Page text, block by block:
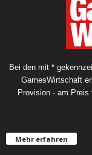
Bei den mit *
GamesWirtschaft
Provision - am Preis
Mehr erfahren